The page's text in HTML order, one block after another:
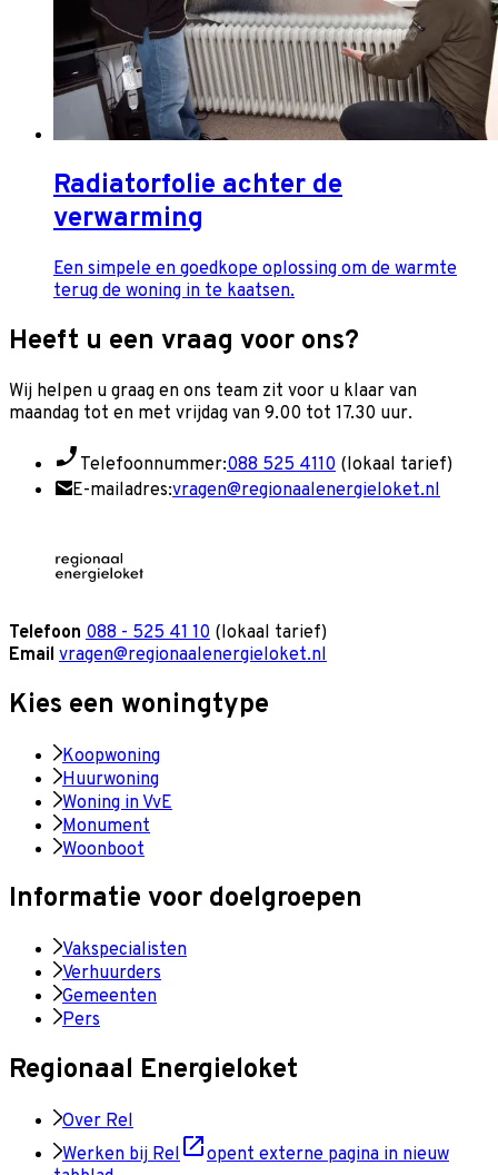
Radiatorfolie achter de
verwarming
Een simpele en goedkope oplossing om de warmte
terug de woning in te kaatsen.
Heeft u een vraag voor ons?
Wij helpen u graag en ons team zit voor u klaar van
maandag tot en met vrijdag van 9.00 tot 17.30 uur.
Telefoonnummer:088 525 4110 (lokaal tarief)
E-mailadres:vragen@regionaalenergieloket.nl
Telefoon 088 - 525 41 10 (lokaal tarief)
Email vragen@regionaalenergieloket.nl
Kies een woningtype
Koopwoning
Huurwoning
Woning in VvE
Monument
Woonboot
Informatie voor doelgroepen
Vakspecialisten
Verhuurders
Gemeenten
Pers
Regionaal Energieloket
Over Rel
Werken bij Rel
opent externe pagina in nieuw